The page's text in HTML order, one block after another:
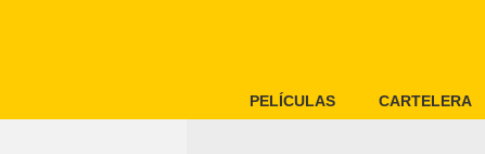
PELÍCULAS CARTELERA